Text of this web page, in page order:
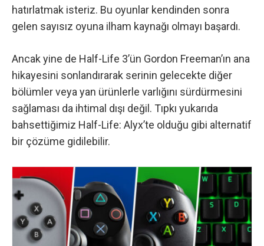
hatırlatmak isteriz. Bu oyunlar kendinden sonra
gelen sayısız oyuna ilham kaynağı olmayı başardı.
Ancak yine de Half-Life 3’ün Gordon Freeman’ın ana
hikayesini sonlandırarak serinin gelecekte diğer
bölümler veya yan ürünlerle varlığını sürdürmesini
sağlaması da ihtimal dışı değil. Tıpkı yukarıda
bahsettiğimiz Half-Life: Alyx’te olduğu gibi alternatif
bir çözüme gidilebilir.